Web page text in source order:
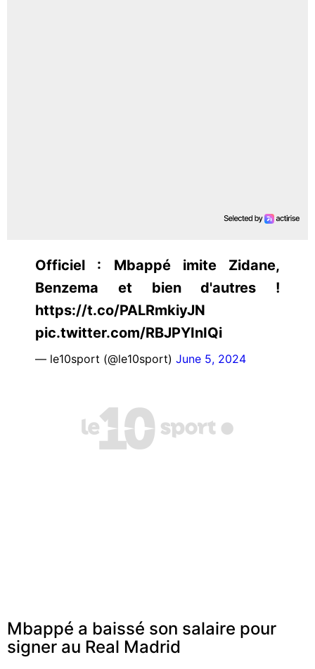
Officiel : Mbappé imite Zidane,
Benzema et bien d'autres !
https://t.co/PALRmkiyJN
pic.twitter.com/RBJPYInIQi
— le10sport (@le10sport) June 5, 2024
Mbappé a baissé son salaire pour
signer au Real Madrid